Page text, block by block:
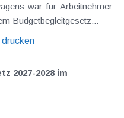
war für Arbeitnehmer
Budgetbegleitgesetz...
drucken
2027-2028 im